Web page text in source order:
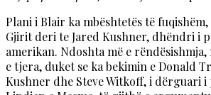
Plani i Blair ka mbështetës të
Gjirit deri te Jared Kushner, dhëndri i
amerikan. Ndoshta më e
e tjera, duket se ka bekimin e Donald
Kushner dhe Steve Witkoff, i dërguari